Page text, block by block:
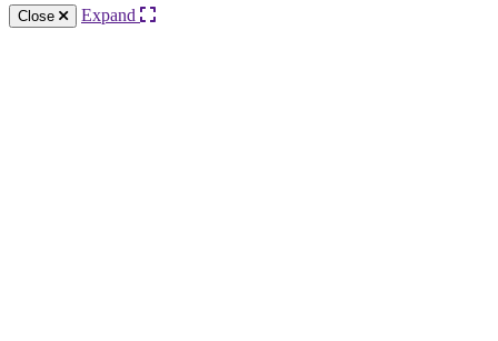
Close Expand